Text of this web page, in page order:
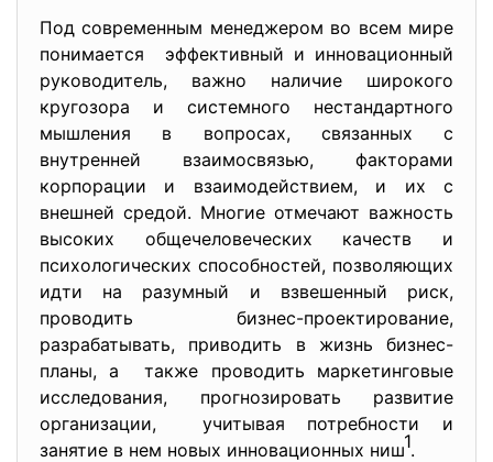
Под современным менеджером во всем мире
понимается эффективный и инновационный
руководитель, важно наличие широкого
кругозора и системного нестандартного
мышления в вопросах, связанных с
внутренней взаимосвязью, факторами
корпорации и взаимодействием, и их с
внешней средой. Многие отмечают важность
высоких общечеловеческих качеств и
психологических способностей, позволяющих
идти на разумный и взвешенный риск,
проводить бизнес-проектирование,
разрабатывать, приводить в жизнь бизнес-
планы, а также проводить маркетинговые
исследования, прогнозировать развитие
организации, учитывая потребности и
занятие в нем новых инновационных ниш1.